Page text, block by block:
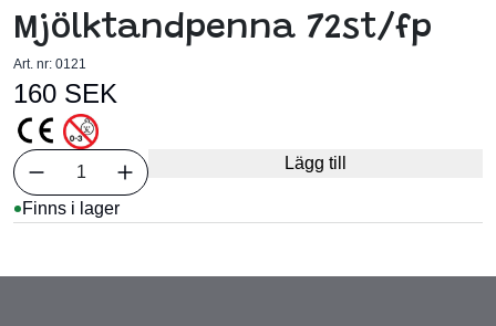
Mjölktandpenna 72st/fp
Art. nr: 0121
160 SEK
Välj antal
1 Lägg till
Finns i lager